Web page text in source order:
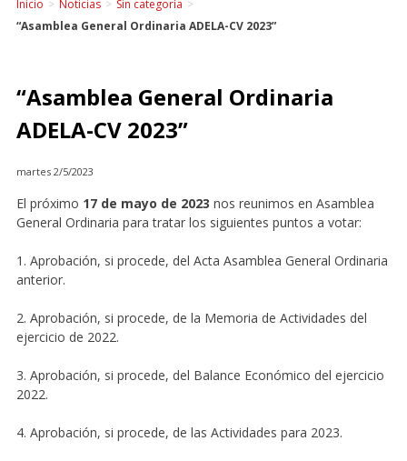
Inicio > Noticias > Sin categoría >
“Asamblea General Ordinaria ADELA-CV 2023”
“Asamblea General Ordinaria
ADELA-CV 2023”
martes 2/5/2023
El próximo 17 de mayo de 2023 nos reunimos en Asamblea
General Ordinaria para tratar los siguientes puntos a votar:
1. Aprobación, si procede, del Acta Asamblea General Ordinaria
anterior.
2. Aprobación, si procede, de la Memoria de Actividades del
ejercicio de 2022.
3. Aprobación, si procede, del Balance Económico del ejercicio
2022.
4. Aprobación, si procede, de las Actividades para 2023.